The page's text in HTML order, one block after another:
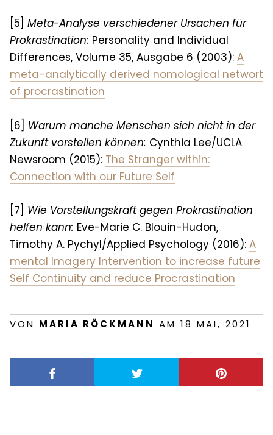
[5] Meta-Analyse verschiedener Ursachen für
Prokrastination: Personality and Individual
Differences, Volume 35, Ausgabe 6 (2003): A
meta-analytically derived nomological networt
of procrastination
[6] Warum manche Menschen sich nicht in der
Zukunft vorstellen können: Cynthia Lee/UCLA
Newsroom (2015): The Stranger within:
Connection with our Future Self
[7] Wie Vorstellungskraft gegen Prokrastination
helfen kann: Eve-Marie C. Blouin-Hudon,
Timothy A. Pychyl/Applied Psychology (2016): A
mental Imagery Intervention to increase future
Self Continuity and reduce Procrastination
VON MARIA RÖCKMANN AM 18 MAI, 2021